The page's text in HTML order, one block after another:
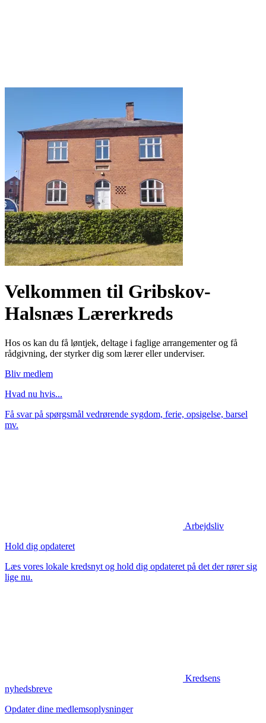
Velkommen til Gribskov-
Halsnæs Lærerkreds
Hos os kan du få løntjek, deltage i faglige arrangementer og få
rådgivning, der styrker dig som lærer eller underviser.
Bliv medlem
Hvad nu hvis...
Få svar på spørgsmål vedrørende sygdom, ferie, opsigelse, barsel
mv.
Arbejdsliv
Hold dig opdateret
Læs vores lokale kredsnyt og hold dig opdateret på det der rører sig
lige nu.
Kredsens
nyhedsbreve
Opdater dine medlemsoplysninger